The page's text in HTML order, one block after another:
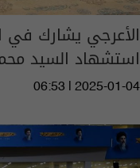
الأعرجي يشارك في
استشهاد السيد
06:53 | 2025-01-04